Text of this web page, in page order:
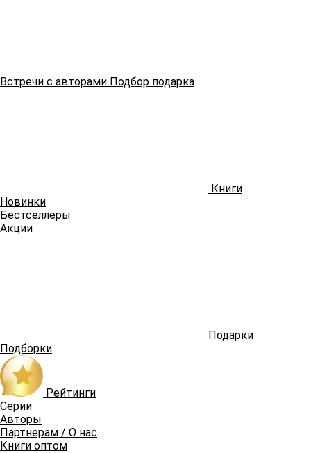
Встречи с авторами Подбор подарка
Книги
Новинки
Бестселлеры
Акции
Подарки
Подборки
Рейтинги
Серии
Авторы
Партнерам / О нас
Книги оптом